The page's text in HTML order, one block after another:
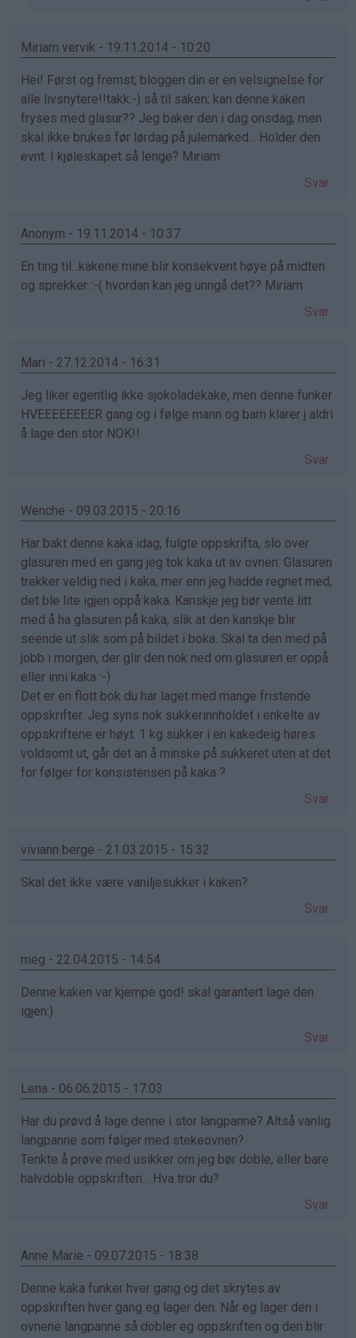
Miriam vervik - 19.11.2014 - 10:20
Hei! Først og fremst; bloggen din er en velsignelse for
alle livsnytere!!takk:-) så til saken; kan denne kaken
fryses med glasur?? Jeg baker den i dag onsdag, men
skal ikke brukes før lørdag på julemarked... Holder den
evnt. I kjøleskapet så lenge? Miriam
Svar
Anonym - 19.11.2014 - 10:37
En ting til...kakene mine blir konsekvent høye på midten
og sprekker..:-( hvordan kan jeg unngå det?? Miriam
Svar
Mari - 27.12.2014 - 16:31
Jeg liker egentlig ikke sjokoladekake, men denne funker
HVEEEEEEEER gang og i følge mann og barn klarer j aldri
å lage den stor NOK!!
Svar
Wenche - 09.03.2015 - 20:16
Har bakt denne kaka idag, fulgte oppskrifta, slo over
glasuren med en gang jeg tok kaka ut av ovnen. Glasuren
trekker veldig ned i kaka, mer enn jeg hadde regnet med,
det ble lite igjen oppå kaka. Kanskje jeg bør vente litt
med å ha glasuren på kaka, slik at den kanskje blir
seende ut slik som på bildet i boka. Skal ta den med på
jobb i morgen, der glir den nok ned om glasuren er oppå
eller inni kaka :-)
Det er en flott bok du har laget med mange fristende
oppskrifter. Jeg syns nok sukkerinnholdet i enkelte av
oppskriftene er høyt. 1 kg sukker i en kakedeig høres
voldsomt ut, går det an å minske på sukkeret uten at det
for følger for konsistensen på kaka ?
Svar
viviann berge - 21.03.2015 - 15:32
Skal det ikke være vaniljesukker i kaken?
Svar
meg - 22.04.2015 - 14:54
Denne kaken var kjempe god! skal garantert lage den
igjen:)
Svar
Lena - 06.06.2015 - 17:03
Har du prøvd å lage denne i stor langpanne? Altså vanlig
langpanne som følger med stekeovnen?
Tenkte å prøve med usikker om jeg bør doble, eller bare
halvdoble oppskriften... Hva tror du?
Svar
Anne Marie - 09.07.2015 - 18:38
Denne kaka funker hver gang og det skrytes av
oppskriften hver gang eg lager den. Når eg lager den i
ovnene langpanne så dobler eg oppskriften og den blir